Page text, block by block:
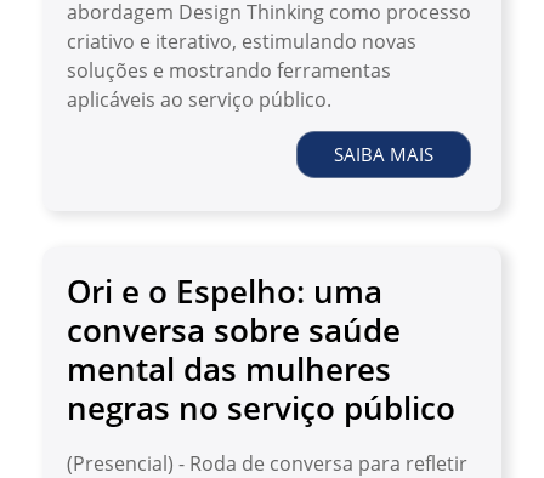
abordagem Design Thinking como processo
criativo e iterativo, estimulando novas
soluções e mostrando ferramentas
aplicáveis ao serviço público.
SAIBA MAIS
Ori e o Espelho: uma
conversa sobre saúde
mental das mulheres
negras no serviço público
(Presencial) - Roda de conversa para refletir